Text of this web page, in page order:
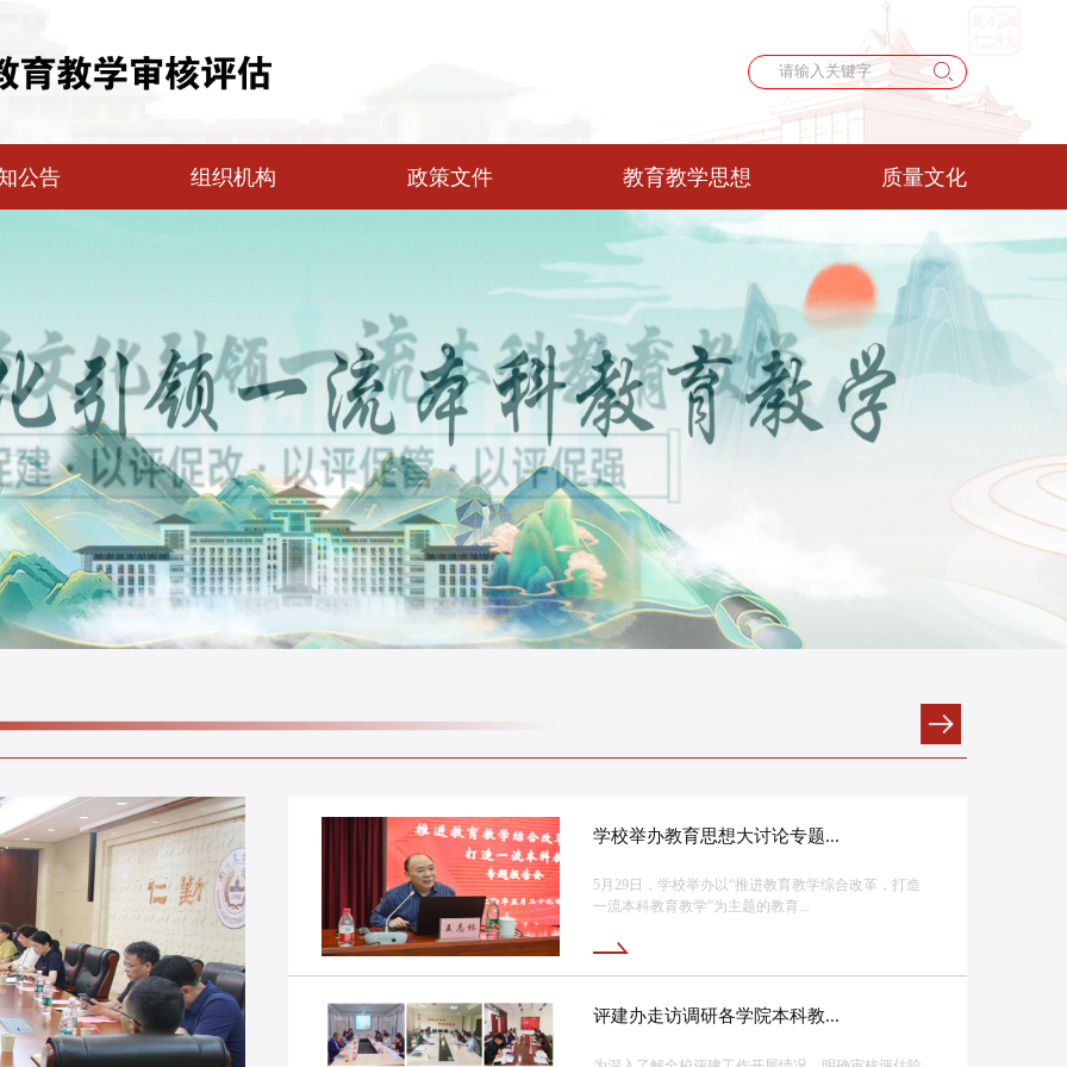
公告 组织机构 政策文件 教育教学思想 质量文化
学校举办教育思想大讨论专题...
5月29日，学校举办以“推进教育教学综合改革，打造
一流本科教育教学”为主题的教育...
评建办走访调研各学院本科教...